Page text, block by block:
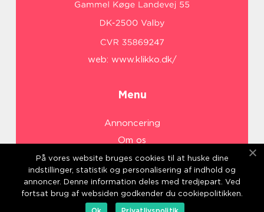
web: www.klikko.dk/
Menu
Annoncering
Om os
Cookies
Kontakt os
Sitemap
På vores website bruges cookies til at huske dine
indstillinger, statistik og personalisering af indhold og
annoncer. Denne information deles med tredjepart. Ved
fortsat brug af websiden godkender du cookiepolitikken.